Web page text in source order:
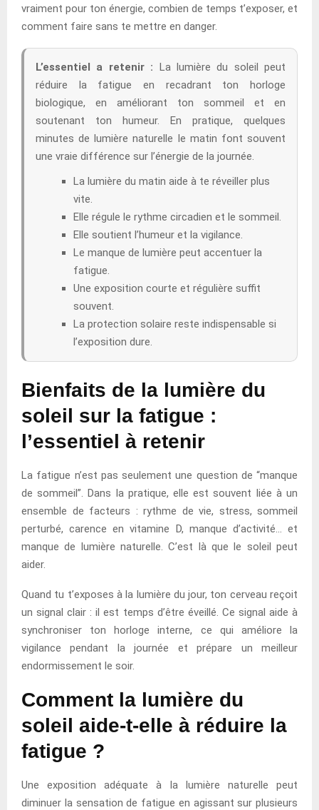
vraiment pour ton énergie, combien de temps t’exposer, et
comment faire sans te mettre en danger.
L’essentiel a retenir : La lumière du soleil peut
réduire la fatigue en recadrant ton horloge
biologique, en améliorant ton sommeil et en
soutenant ton humeur. En pratique, quelques
minutes de lumière naturelle le matin font souvent
une vraie différence sur l’énergie de la journée.
La lumière du matin aide à te réveiller plus
vite.
Elle régule le rythme circadien et le sommeil.
Elle soutient l’humeur et la vigilance.
Le manque de lumière peut accentuer la
fatigue.
Une exposition courte et régulière suffit
souvent.
La protection solaire reste indispensable si
l’exposition dure.
Bienfaits de la lumière du
soleil sur la fatigue :
l’essentiel à retenir
La fatigue n’est pas seulement une question de “manque
de sommeil”. Dans la pratique, elle est souvent liée à un
ensemble de facteurs : rythme de vie, stress, sommeil
perturbé, carence en vitamine D, manque d’activité… et
manque de lumière naturelle. C’est là que le soleil peut
aider.
Quand tu t’exposes à la lumière du jour, ton cerveau reçoit
un signal clair : il est temps d’être éveillé. Ce signal aide à
synchroniser ton horloge interne, ce qui améliore la
vigilance pendant la journée et prépare un meilleur
endormissement le soir.
Comment la lumière du
soleil aide-t-elle à réduire la
fatigue ?
Une exposition adéquate à la lumière naturelle peut
diminuer la sensation de fatigue en agissant sur plusieurs